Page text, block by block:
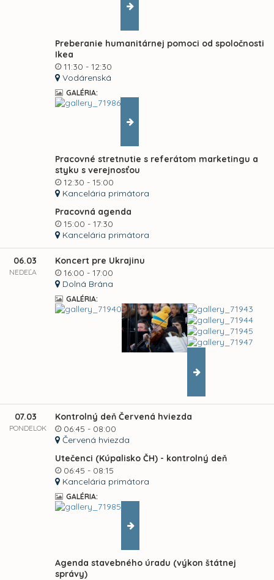
Preberanie humanitárnej pomoci od spoločnosti
Ikea
11:30 - 12:30
Vodárenská
GALÉRIA:
Pracovné stretnutie s referátom marketingu a
styku s verejnosťou
12:30 - 15:00
Kancelária primátora
Pracovná agenda
15:00 - 17:30
Kancelária primátora
06.03
NEDEĽA
Koncert pre Ukrajinu
16:00 - 17:00
Dolná Brána
GALÉRIA:
07.03
PONDELOK
Kontrolný deň Červená hviezda
06:45 - 08:00
Červená hviezda
Utečenci (Kúpalisko ČH) - kontrolný deň
06:45 - 08:15
Kancelária primátora
GALÉRIA:
Agenda stavebného úradu (výkon štátnej
správy)